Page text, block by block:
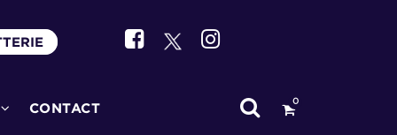
CONTACT 0